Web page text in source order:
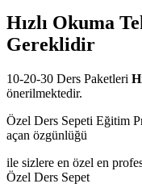
Hızlı Okuma
Gereklidir
10-20-30 Ders Paketleri
önerilmektedir.
Özel Ders Sepeti Eğitim
açan özgünlüğü
ile sizlere en özel en
Özel Ders Sepet